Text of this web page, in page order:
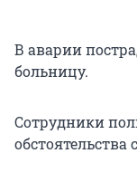
В аварии
больницу.
Сотрудники
обстоятельства